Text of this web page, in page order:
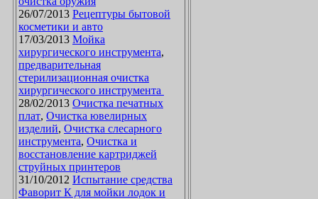
26/07/2013 Рецептуры бытовой
косметики и авто
17/03/2013 Мойка
хирургического инструмента,
предварительная
стерилизационная очистка
хирургического инструмента
28/02/2013 Очистка печатных
плат, Очистка ювелирных
изделий, Очистка слесарного
инструмента, Очистка и
восстановление картриджей
струйных принтеров
31/10/2012 Испытание средства
Фаворит К для мойки лодок и